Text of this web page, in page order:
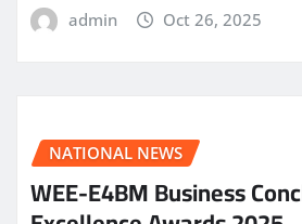
admin Oct 26, 2025
NATIONAL NEWS
WEE-E4BM Business